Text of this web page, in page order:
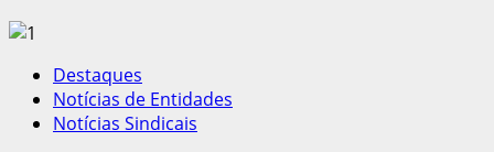
Destaques
Notícias de Entidades
Notícias Sindicais